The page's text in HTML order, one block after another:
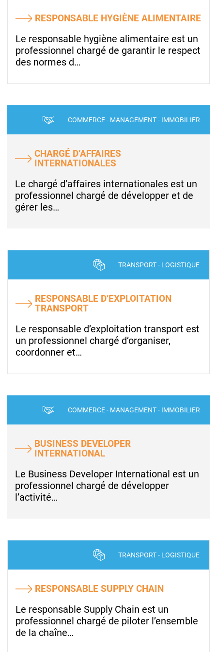
RESPONSABLE HYGIÈNE ALIMENTAIRE
Le responsable hygiène alimentaire est un
professionnel chargé de garantir le respect
des normes d…
CHARGÉ D’AFFAIRES
INTERNATIONALES
COMMERCE - MANAGEMENT - IMMOBILIER
Le chargé d’affaires internationales est un
professionnel chargé de développer et de
gérer les…
RESPONSABLE D’EXPLOITATION
TRANSPORT
TRANSPORT - LOGISTIQUE
Le responsable d’exploitation transport est
un professionnel chargé d’organiser,
coordonner et…
BUSINESS DEVELOPER
INTERNATIONAL
COMMERCE - MANAGEMENT - IMMOBILIER
Le Business Developer International est un
professionnel chargé de développer
l’activité…
RESPONSABLE SUPPLY CHAIN
TRANSPORT - LOGISTIQUE
Le responsable Supply Chain est un
professionnel chargé de piloter l’ensemble
de la chaîne…